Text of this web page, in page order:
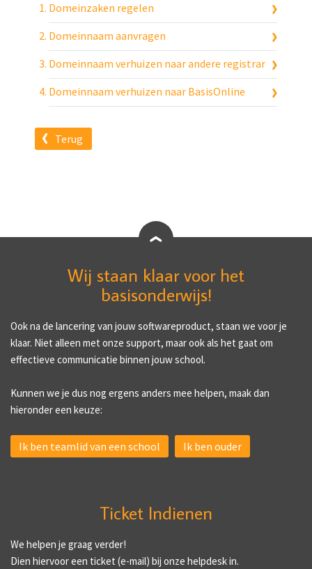
Domeinzaken regelen
Domeinnaam aanvragen
Domeinnaam verhuizen naar andere registrar
Domeinnaam verhuizen naar BasisOnline
Terug
Wij staan klaar voor het
basisonderwijs!
Ook na de lancering van jouw softwareproduct, staan we voor je
klaar. Niet alleen met onze support, maar ook als het gaat om
effectieve communicatie binnen jouw school.
Kunnen we je dus nog ergens anders mee helpen, maak dan
hieronder een keuze:
Ik ben teamlid van een school Ik ben ouder
Ticket Indienen
We helpen je graag verder!
Dien hiervoor een ticket (e-mail) bij onze helpdesk in.